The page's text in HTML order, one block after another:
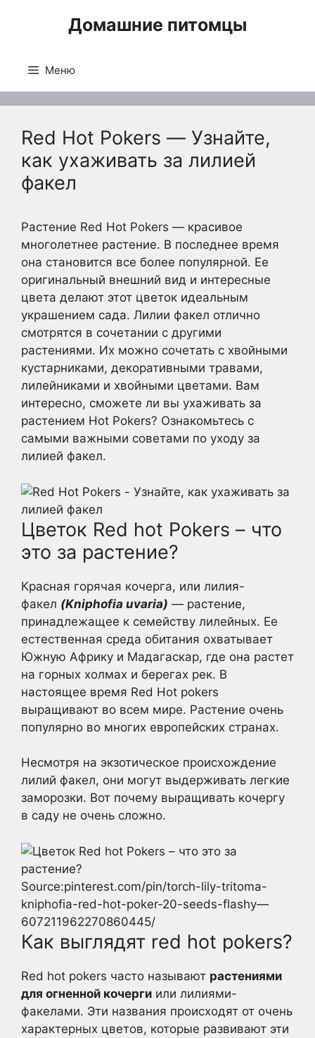
Домашние питомцы
Меню
Red Hot Pokers — Узнайте,
как ухаживать за лилией
факел
Растение Red Hot Pokers — красивое
многолетнее растение. В последнее время
она становится все более популярной. Ее
оригинальный внешний вид и интересные
цвета делают этот цветок идеальным
украшением сада. Лилии факел отлично
смотрятся в сочетании с другими
растениями. Их можно сочетать с хвойными
кустарниками, декоративными травами,
лилейниками и хвойными цветами. Вам
интересно, сможете ли вы ухаживать за
растением Hot Pokers? Ознакомьтесь с
самыми важными советами по уходу за
лилией факел.
Цветок Red hot Pokers – что
это за растение?
Красная горячая кочерга, или лилия-
факел (Kniphofia uvaria) — растение,
принадлежащее к семейству лилейных. Ее
естественная среда обитания охватывает
Южную Африку и Мадагаскар, где она растет
на горных холмах и берегах рек. В
настоящее время Red Hot pokers
выращивают во всем мире. Растение очень
популярно во многих европейских странах.
Несмотря на экзотическое происхождение
лилий факел, они могут выдерживать легкие
заморозки. Вот почему выращивать кочергу
в саду не очень сложно.
Source:pinterest.com/pin/torch-lily-tritoma-
kniphofia-red-hot-poker-20-seeds-flashy—
607211962270860445/
Как выглядят red hot pokers?
Red hot pokers часто называют растениями
для огненной кочерги или лилиями-
факелами. Эти названия происходят от очень
характерных цветов, которые развивают эти